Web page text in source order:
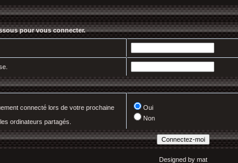
pour vous connecter.
connecté lors de votre prochaine
ordinateurs partagés.
Oui
Non
Designed by mat